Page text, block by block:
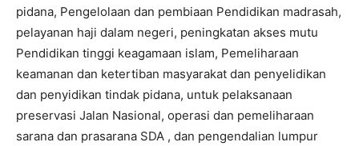
pidana, Pengelolaan dan pembiaan Pendidikan madrasah,
pelayanan haji dalam negeri, peningkatan akses mutu
Pendidikan tinggi keagamaan islam, Pemeliharaan
keamanan dan ketertiban masyarakat dan penyelidikan
dan penyidikan tindak pidana, untuk pelaksanaan
preservasi Jalan Nasional, operasi dan pemeliharaan
sarana dan prasarana SDA , dan pengendalian lumpur